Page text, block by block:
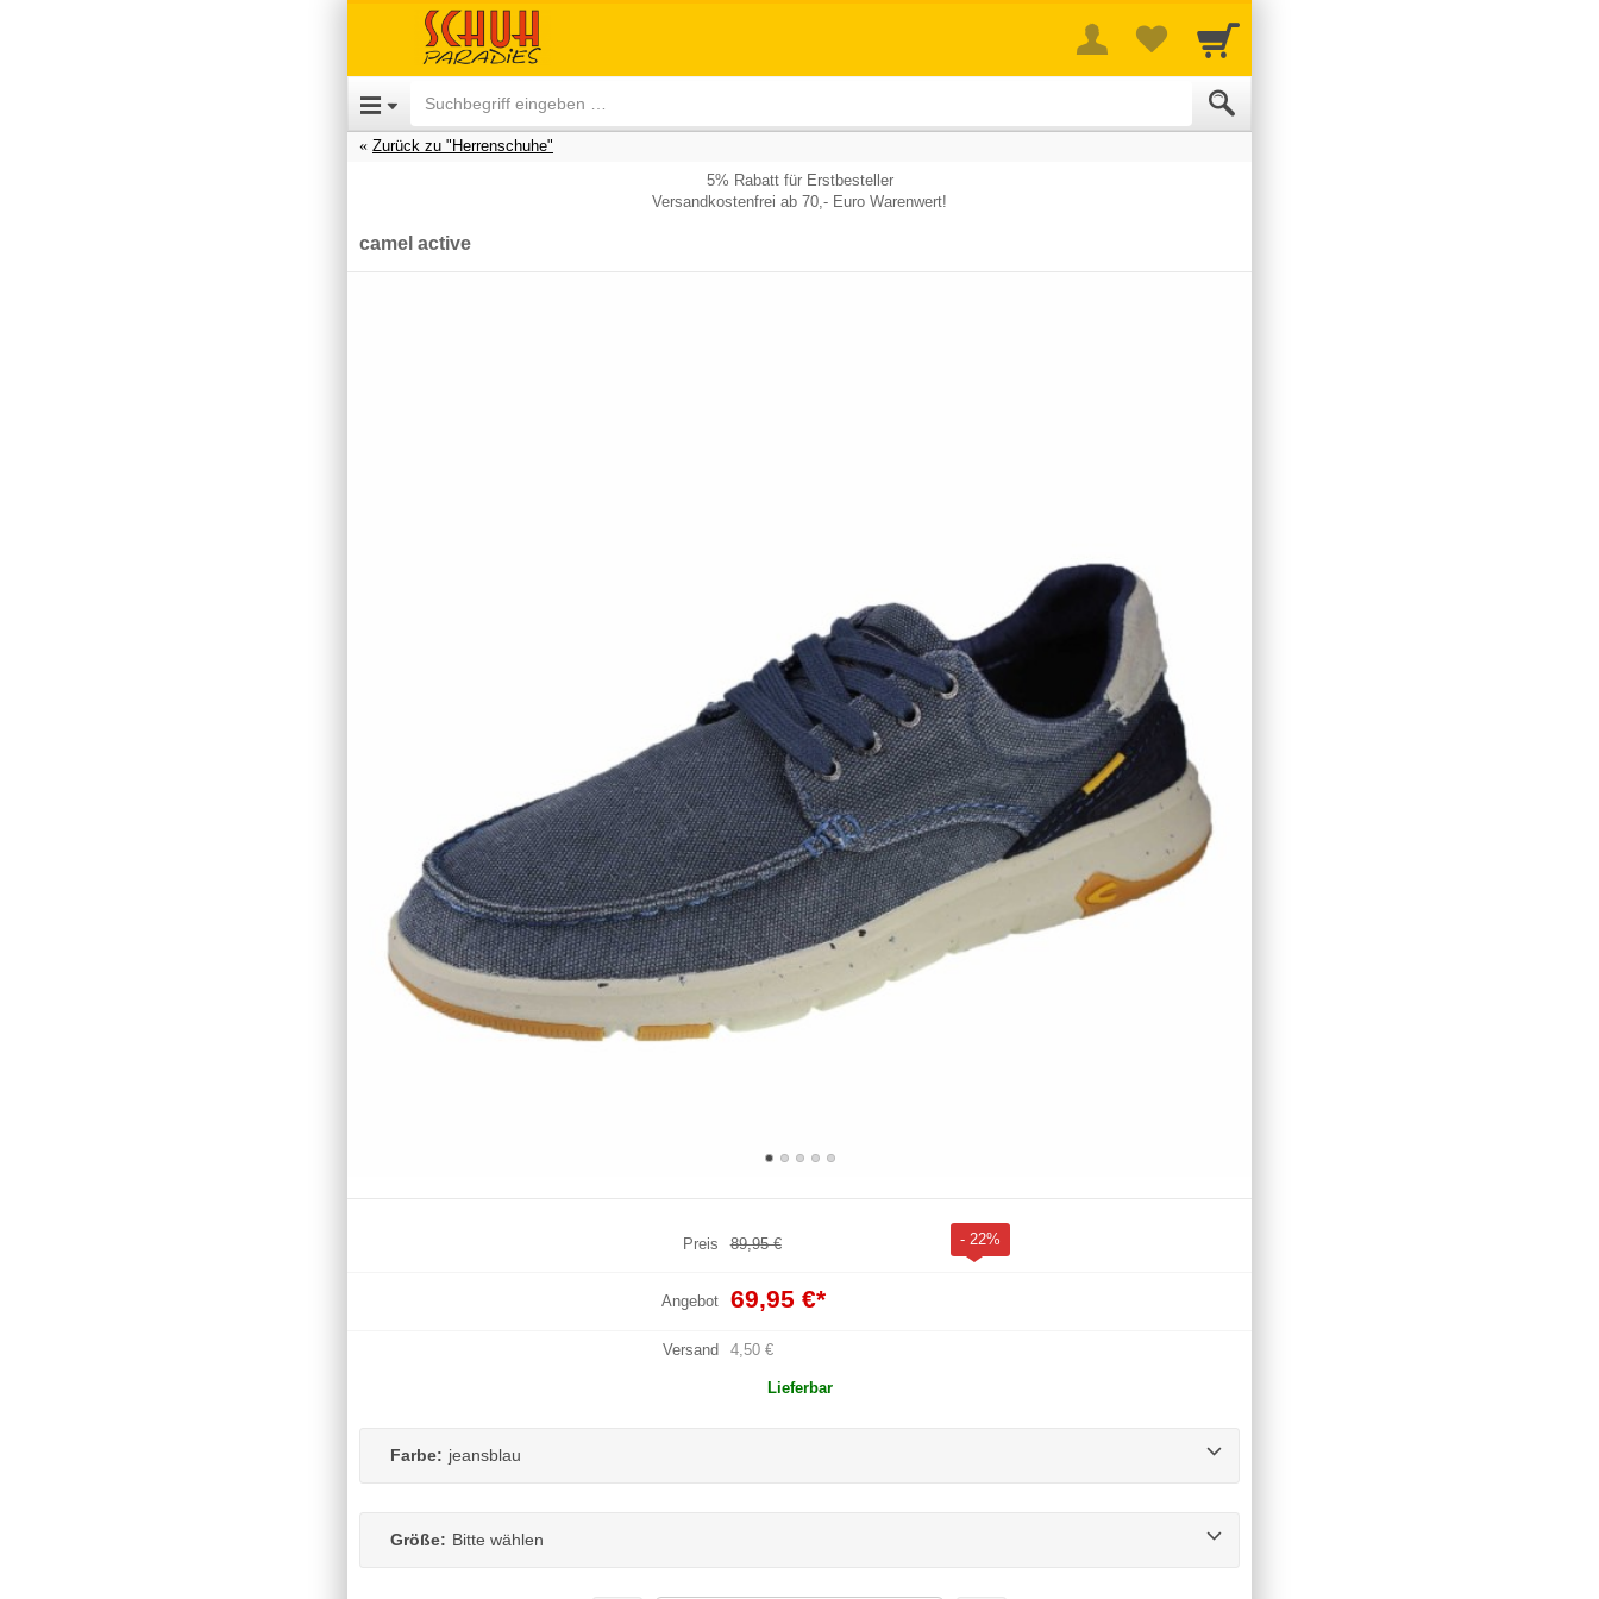
Zurück zu "Herrenschuhe"
5% Rabatt für Erstbesteller
Versandkostenfrei ab 70,- Euro Warenwert!
camel active
Preis 89,95 € - 22%
Angebot 69,95 €*
Versand 4,50 €
Lieferbar
Farbe: jeansblau
Größe: Bitte wählen